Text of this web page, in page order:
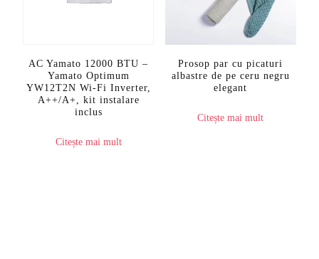
AC Yamato 12000 BTU –
Yamato Optimum
YW12T2N Wi‑Fi Inverter,
A++/A+, kit instalare
inclus
Citește mai mult
Prosop par cu picaturi
albastre de pe ceru negru
elegant
Citește mai mult